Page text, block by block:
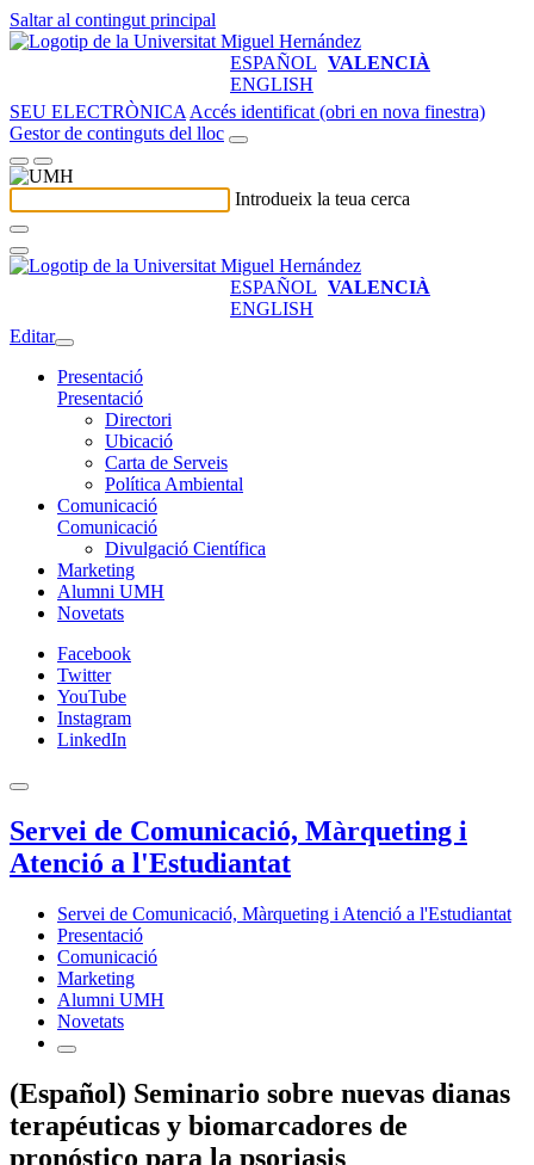
Saltar al contingut principal
ESPAÑOL VALENCIÀ
ENGLISH
SEU ELECTRÒNICA Accés identificat (obri en nova finestra)
Gestor de continguts del lloc
Introdueix la teua cerca
ESPAÑOL VALENCIÀ
ENGLISH
Editar
Presentació
Presentació
Directori
Ubicació
Carta de Serveis
Política Ambiental
Comunicació
Comunicació
Divulgació Científica
Marketing
Alumni UMH
Novetats
Facebook
Twitter
YouTube
Instagram
LinkedIn
Servei de Comunicació, Màrqueting i
Atenció a l'Estudiantat
Servei de Comunicació, Màrqueting i Atenció a l'Estudiantat
Presentació
Comunicació
Marketing
Alumni UMH
Novetats
(Español) Seminario sobre nuevas dianas
terapéuticas y biomarcadores de
pronóstico para la psoriasis